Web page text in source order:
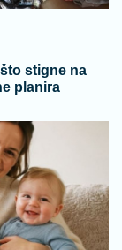
stigne na
planira